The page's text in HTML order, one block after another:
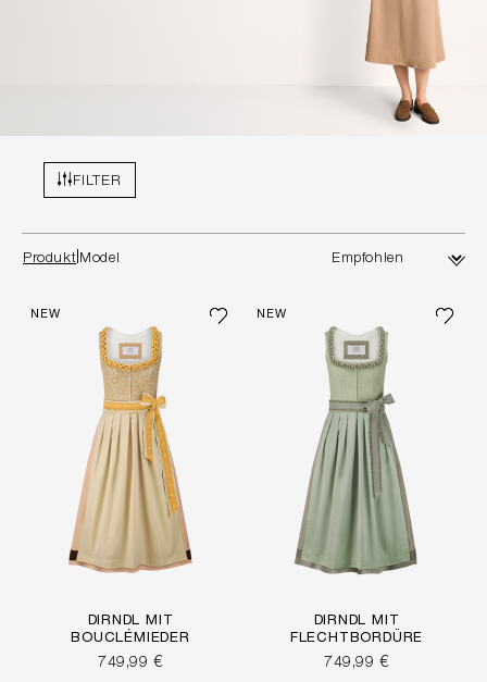
FILTER
Produkt Model
NEW
DIRNDL MIT
BOUCLÉMIEDER
749,99 €
NEW
DIRNDL MIT
FLECHTBORDÜRE
749,99 €